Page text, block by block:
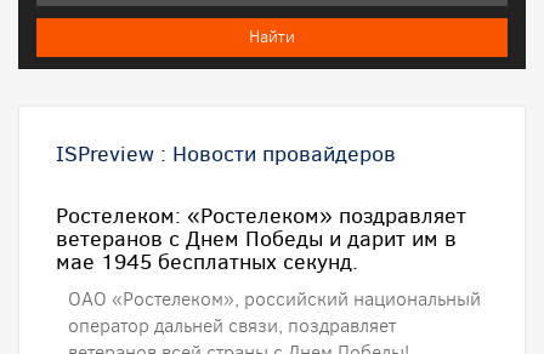
ISPreview : Новости провайдеров
Ростелеком: «Ростелеком» поздравляет
ветеранов с Днем Победы и дарит им в
мае 1945 бесплатных секунд.
ОАО «Ростелеком», российский национальный
оператор дальней связи, поздравляет